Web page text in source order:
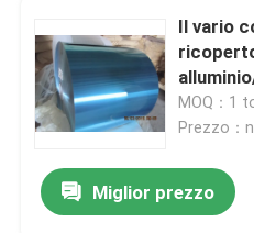
Visita alla fabbrica
Controllo della qualità
Contattaci
Il vario
azione
bobina
MOQ：1
Prezzo：
Miglior prezzo